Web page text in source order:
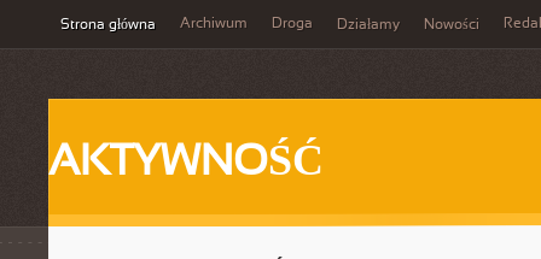
Strona główna Archiwum Droga Działamy Nowości
AKTYWNOŚĆ